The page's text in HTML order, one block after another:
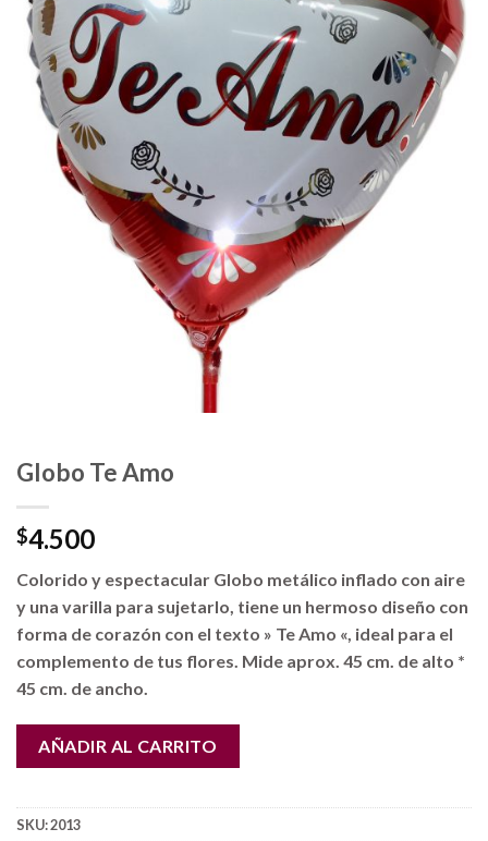
Globo Te Amo
$4.500
Colorido y espectacular Globo metálico inflado con aire
y una varilla para sujetarlo, tiene un hermoso diseño con
forma de corazón con el texto » Te Amo «, ideal para el
complemento de tus flores. Mide aprox. 45 cm. de alto *
45 cm. de ancho.
AÑADIR AL CARRITO
SKU:2013